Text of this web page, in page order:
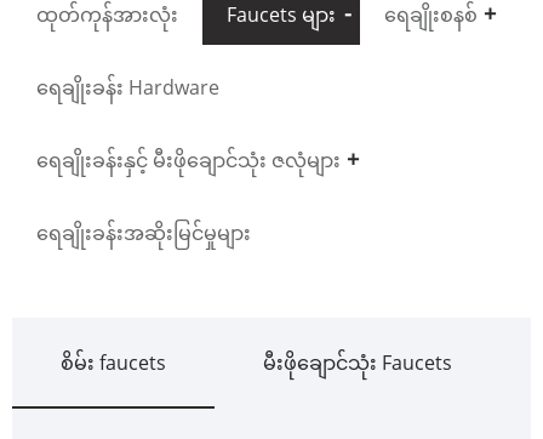
ထုတ်ကုန်အားလုံး Faucets များ ရေချိုးစနစ်
ရေချိုးခန်း Hardware
ရေချိုးခန်းနှင့် မီးဖိုချောင်သုံး ဇလုံများ
ရေချိုးခန်းအဆိုးမြင်မှုများ
စိမ်း faucets မီးဖိုချောင်သုံး Faucets